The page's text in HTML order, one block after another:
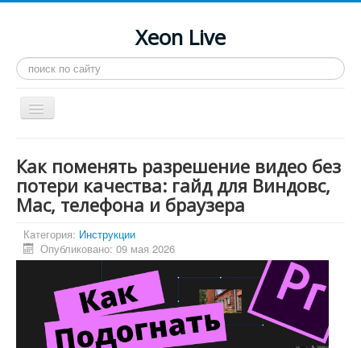
Xeon Live
Искать...
Toggle
Navigation
LGA 2011-3
LGA 2011
Процессоры
Инструкции
Рейтинги
Конференция
Системные программы
Как поменять разрешение видео без
потери качества: гайд для Виндовс,
Mac, телефона и браузера
Категория: Инструкции
Опубликовано: 09 мая 2026